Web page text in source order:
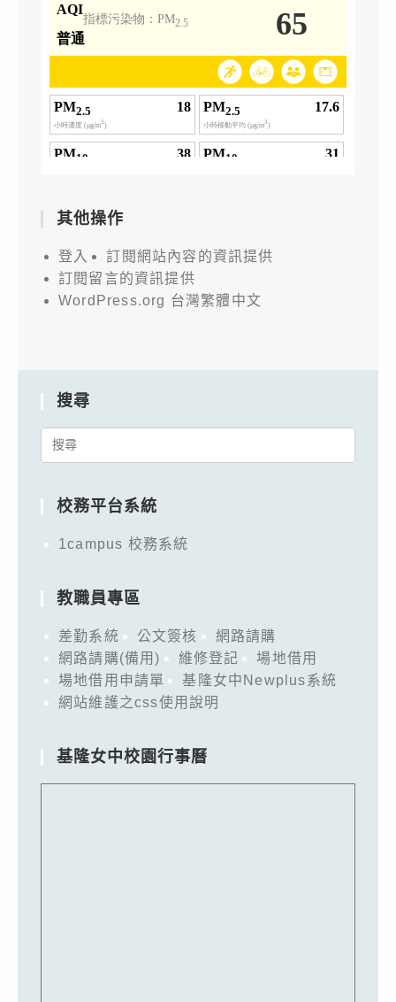
其他操作
登入
訂閱網站內容的資訊提供
訂閱留言的資訊提供
WordPress.org 台灣繁體中文
搜尋
Search
校務平台系統
1campus 校務系統
教職員專區
差勤系統 公文簽核
網路請購
網路請購(備用)
維修登記
場地借用
場地借用申請單
基隆女中Newplus系統
網站維護之css使用說明
基隆女中校園行事曆